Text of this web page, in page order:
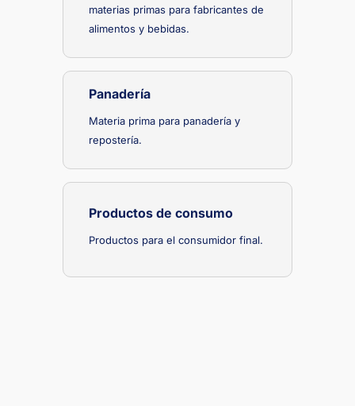
materias primas para fabricantes de
alimentos y bebidas.
Panadería
Materia prima para panadería y
repostería.
Productos de consumo
Productos para el consumidor final.